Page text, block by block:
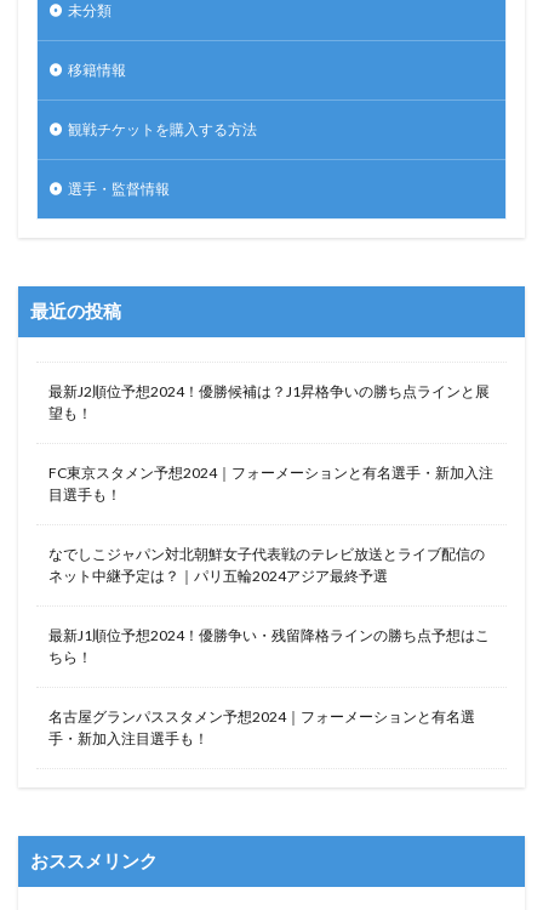
未分類
移籍情報
観戦チケットを購入する方法
選手・監督情報
最近の投稿
最新J2順位予想2024！優勝候補は？J1昇格争いの勝ち点ラインと展
望も！
FC東京スタメン予想2024｜フォーメーションと有名選手・新加入注
目選手も！
なでしこジャパン対北朝鮮女子代表戦のテレビ放送とライブ配信の
ネット中継予定は？｜パリ五輪2024アジア最終予選
最新J1順位予想2024！優勝争い・残留降格ラインの勝ち点予想はこ
ちら！
名古屋グランパススタメン予想2024｜フォーメーションと有名選
手・新加入注目選手も！
おススメリンク